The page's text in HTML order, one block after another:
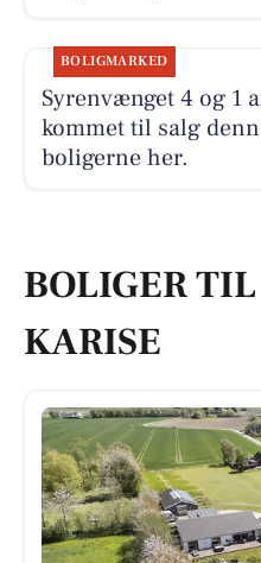
BOLIGMARKED
Syrenvænget 4 og 1
kommet til salg
boligerne her.
BOLIGER
KARISE